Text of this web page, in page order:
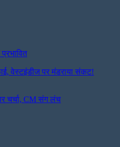
वेस्टइंडीज पर मंडराया संकट!
चर्चा, CM संग लंच